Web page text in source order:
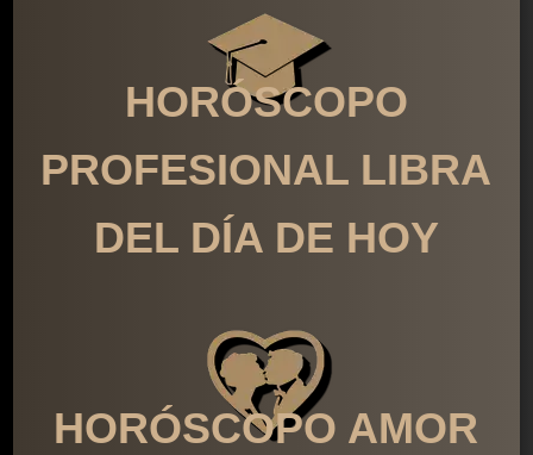
HORÓSCOPO
PROFESIONAL LIBRA
DEL DÍA DE HOY
HORÓSCOPO AMOR